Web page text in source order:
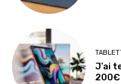
J’ai
200€